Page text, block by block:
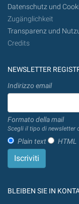
Datenschutz und
Zugänglichkeit
Transparenz und
Credits
NEWSLETTER
Indirizzo email
Formato della mail
Scegli il tipo di newsletter
Plain text HTML
BLEIBEN SIE IN